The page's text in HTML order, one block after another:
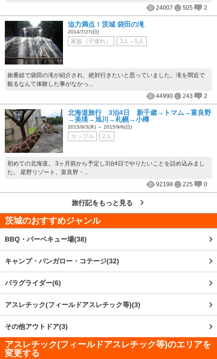
24007
505 2
迫力満点！茨城 袋田の滝
2014/7/27(日)
家族（子連れ） 3人～5人
旅番組で袋田の滝が紹介され、絶対行きたいと思っていました。滝を間近で
観るなんて体験した事がなかっ...
44990
243 2
北海道旅行 3泊4日 新千歳→トマム→富良野
→美瑛→旭川→札幌→小樽
2015/9/3(木) ～ 2015/9/6(日)
カップル 2人
初めての北海道。 3ヶ月前から予定し3泊4日でやりたいことを詰め込みまし
た。 星野リゾート、富良野・...
92198
225 0
旅行記をもっと見る
茨城のおすすめジャンル
BBQ・バーベキュー場(38)
キャンプ・バンガロー・コテージ(32)
パラグライダー(6)
アスレチック(フィールドアスレチック等)(3)
その他アウトドア(3)
アスレチック(フィールドアスレチック等)のエリアを
変更する